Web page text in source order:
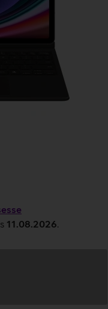
11.08.2026